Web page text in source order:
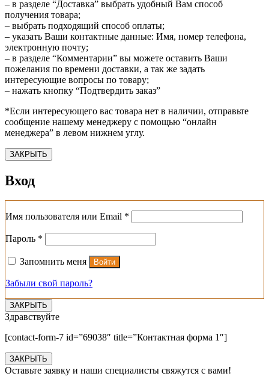
– в разделе “Доставка” выбрать удобный Вам способ
получения товара;
– выбрать подходящий способ оплаты;
– указать Ваши контактные данные: Имя, номер телефона,
электронную почту;
– в разделе “Комментарии” вы можете оставить Ваши
пожелания по времени доставки, а так же задать
интересующие вопросы по товару;
– нажать кнопку “Подтвердить заказ”
*Если интересующего вас товара нет в наличии, отправьте
сообщение нашему менеджеру с помощью “онлайн
менеджера” в левом нижнем углу.
ЗАКРЫТЬ
Вход
Имя пользователя или Email *
Пароль *
Запомнить меня Войти
Забыли свой пароль?
ЗАКРЫТЬ
Здравствуйте
[contact-form-7 id=”69038″ title=”Контактная форма 1″]
ЗАКРЫТЬ
Оставьте заявку и наши специалисты свяжутся с вами!